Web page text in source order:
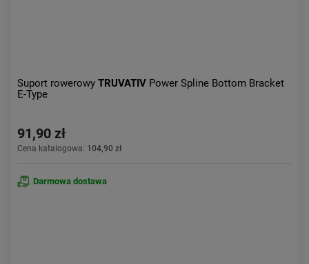
Suport rowerowy TRUVATIV Power Spline Bottom Bracket
E-Type
91,90 zł
Cena katalogowa: 104,90 zł
Darmowa dostawa